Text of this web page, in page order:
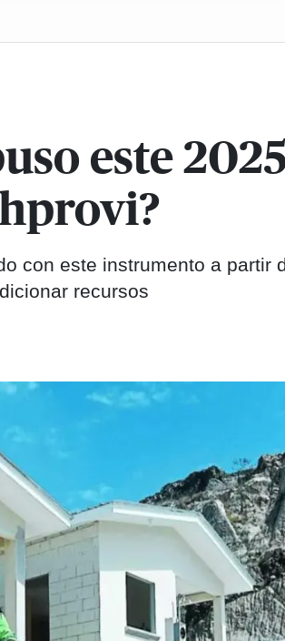
este
con este instrumento a partir
recursos